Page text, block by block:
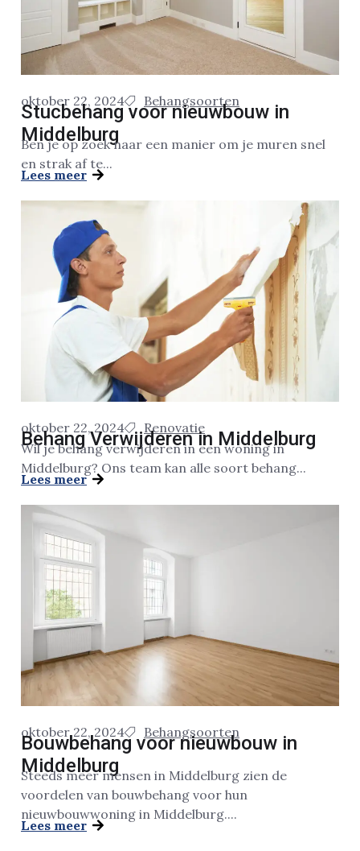
oktober 22, 2024 Behangsoorten
Stucbehang voor nieuwbouw in
Middelburg
Ben je op zoek naar een manier om je muren snel
en strak af te...
Lees meer
oktober 22, 2024 Renovatie
Behang Verwijderen in Middelburg
Wil je behang verwijderen in een woning in
Middelburg? Ons team kan alle soort behang...
Lees meer
oktober 22, 2024 Behangsoorten
Bouwbehang voor nieuwbouw in
Middelburg
Steeds meer mensen in Middelburg zien de
voordelen van bouwbehang voor hun
nieuwbouwwoning in Middelburg....
Lees meer